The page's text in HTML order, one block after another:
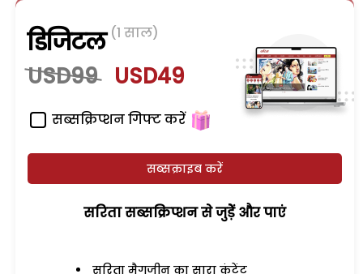
डिजिटल (1 साल)
USD99 USD49
सब्सक्रिप्शन गिफ्ट करें
सब्सक्राइब करें
सरिता सब्सक्रिप्शन से जुड़ेें और पाएं
सरिता मैगजीन का सारा कंटेंट